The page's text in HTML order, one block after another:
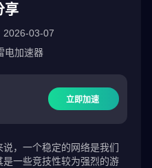
享
2026-03-07
电加速器
立即加速
，一个稳定的网络是我们
一些竞技性较为强烈的游